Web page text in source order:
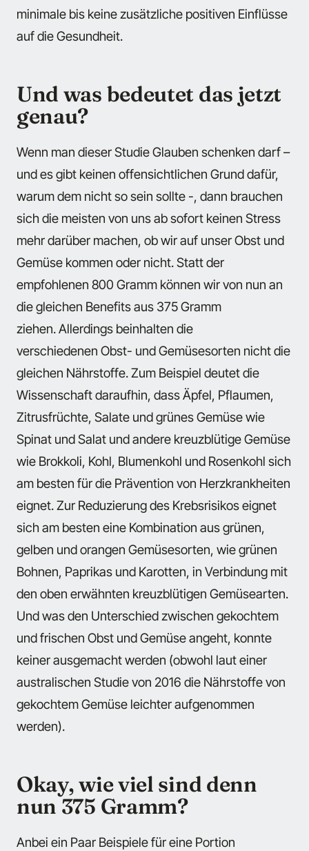
minimale bis keine zusätzliche positiven Einflüsse
auf die Gesundheit.
Und was bedeutet das jetzt
genau?
Wenn man dieser Studie Glauben schenken darf –
und es gibt keinen offensichtlichen Grund dafür,
warum dem nicht so sein sollte -, dann brauchen
sich die meisten von uns ab sofort keinen Stress
mehr darüber machen, ob wir auf unser Obst und
Gemüse kommen oder nicht. Statt der
empfohlenen 800 Gramm können wir von nun an
die gleichen Benefits aus 375 Gramm
ziehen. Allerdings beinhalten die
verschiedenen Obst- und Gemüsesorten nicht die
gleichen Nährstoffe. Zum Beispiel deutet die
Wissenschaft daraufhin, dass Äpfel, Pflaumen,
Zitrusfrüchte, Salate und grünes Gemüse wie
Spinat und Salat und andere kreuzblütige Gemüse
wie Brokkoli, Kohl, Blumenkohl und Rosenkohl sich
am besten für die Prävention von Herzkrankheiten
eignet. Zur Reduzierung des Krebsrisikos eignet
sich am besten eine Kombination aus grünen,
gelben und orangen Gemüsesorten, wie grünen
Bohnen, Paprikas und Karotten, in Verbindung mit
den oben erwähnten kreuzblütigen Gemüsearten.
Und was den Unterschied zwischen gekochtem
und frischen Obst und Gemüse angeht, konnte
keiner ausgemacht werden (obwohl laut einer
australischen Studie von 2016 die Nährstoffe von
gekochtem Gemüse leichter aufgenommen
werden).
Okay, wie viel sind denn
nun 375 Gramm?
Anbei ein Paar Beispiele für eine Portion